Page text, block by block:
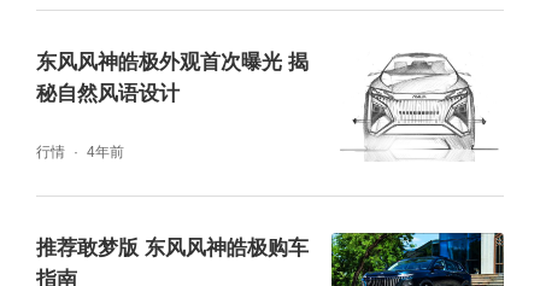
东风风神皓极外观首次曝光 揭
秘自然风语设计
行情 4年前
推荐敢梦版 东风风神皓极购车
指南